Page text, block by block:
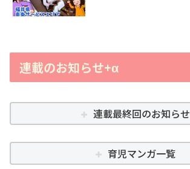
連載のお知らせ+α
連載最終回のお知らせ
育児マンガ一覧